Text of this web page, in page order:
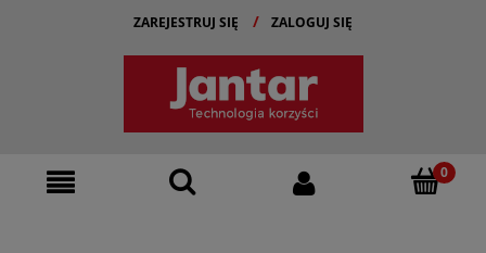
ZAREJESTRUJ SIĘ ZALOGUJ SIĘ